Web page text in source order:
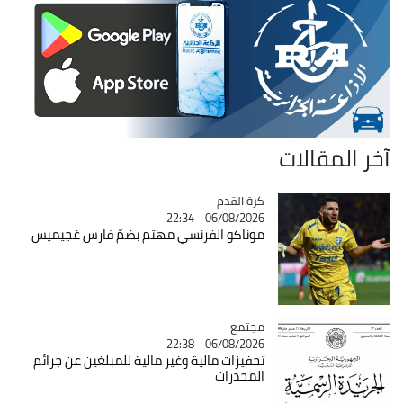
آخر المقالات
Catégorie
كرة القدم
06/08/2026 - 22:34
موناكو الفرنسي مهتم بضمّ فارس غجيميس
Catégorie
مجتمع
06/08/2026 - 22:38
تحفيزات مالية وغير مالية للمبلغين عن جرائم
المخدرات